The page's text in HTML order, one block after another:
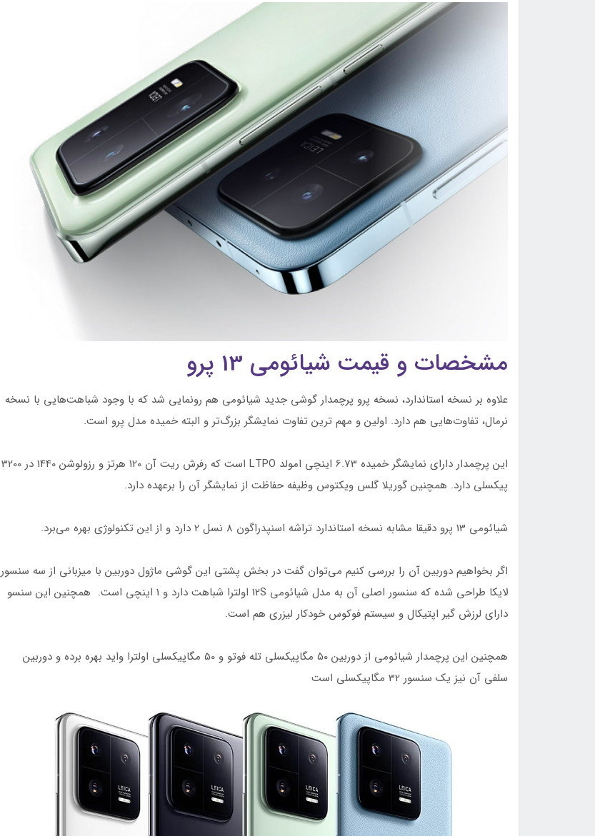
مشخصات و قیمت شیائومی 13 پرو
علاوه بر نسخه استاندارد، نسخه پرو پرچمدار گوشی جدید شیائومی هم رونمایی شد که با وجود شباهت‌هایی با نسخه
نرمال، تفاوت‌هایی هم دارد. اولین و مهم ترین تفاوت نمایشگر بزرگ‌تر و البته خمیده مدل پرو است.
این پرچمدار دارای نمایشگر خمیده 6.73 اینچی امولد LTPO است که رفرش ریت آن 120 هرتز و رزولوشن 1440 در 3200
پیکسلی دارد. همچنین گوریلا گلس ویکتوس وظیفه حفاظت از نمایشگر آن را برعهده دارد.
شیائومی 13 پرو دقیقا مشابه نسخه استاندارد تراشه اسنپدراگون 8 نسل 2 دارد و از این تکنولوژی بهره می‌برد.
اگر بخواهیم دوربین آن را بررسی کنیم می‌توان گفت در بخش پشتی این گوشی ماژول دوربین با میزبانی از سه سنسور
لایکا طراحی شده که سنسور اصلی آن به مدل شیائومی 12S اولترا شباهت دارد و 1 اینچی است. همچنین این سنسو
دارای لرزش ‌گیر اپتیکال و سیستم فوکوس خودکار لیزری هم است.
همچنین این پرچمدار شیائومی از دوربین 50 مگاپیکسلی تله‌ فوتو و 50 مگاپیکسلی اولترا واید بهره برده و دوربین
سلفی آن نیز یک سنسور 32 مگاپیکسلی است